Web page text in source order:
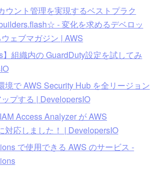
ウント管理を実現するベストプラク
- 変化を求めるデベロッ
ェブマガジン | AWS
】組織内の GuardDuty設定を試してみ
境で AWS Security Hub を全リージョン
プする | DevelopersIO
Access Analyzer が AWS
対応しました！ | DevelopersIO
で使用できる AWS のサービス -